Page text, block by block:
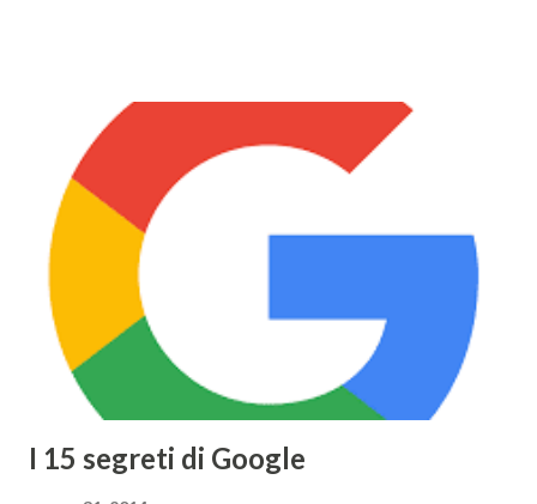
disponibili alla vendita. Il nuovo Air è veramente
sorprendente, sia in fatto di design che di prestazioni: lo
spessore, già minimo, è stato ulteriormente ridotto fino a
13,1mm, il TouchPad funziona adesso grazie alla tecnologia
Taptic Engine , che permette di rilevare la pesantezza del
tocco, il Display si baserà sulla tecnologia Retina ed avrà
una risoluzione di 2304x1440 . Tuttavia Apple per
ottimizzare ...
I 15 segreti di Google